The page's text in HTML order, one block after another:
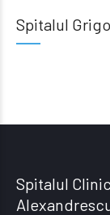
Spitalul
Spitalul